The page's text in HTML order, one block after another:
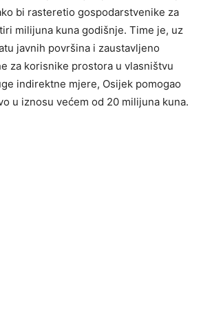
bi rasteretio gospodarstvenike za
milijuna kuna godišnje. Time je, uz
javnih površina i zaustavljeno
za korisnike prostora u vlasništvu
indirektne mjere, Osijek pomogao
u iznosu većem od 20 milijuna kuna.